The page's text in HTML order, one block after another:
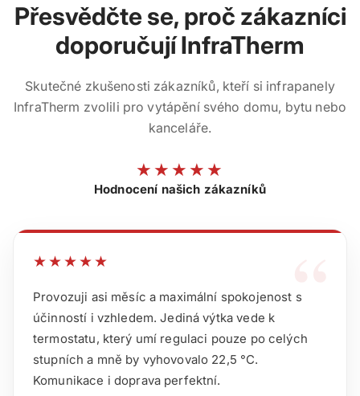
Přesvědčte se, proč zákazníci
doporučují InfraTherm
Skutečné zkušenosti zákazníků, kteří si infrapanely
InfraTherm zvolili pro vytápění svého domu, bytu nebo
kanceláře.
★★★★★
Hodnocení našich zákazníků
“
★★★★★
Provozuji asi měsíc a maximální spokojenost s
účinností i vzhledem. Jediná výtka vede k
termostatu, který umí regulaci pouze po celých
stupních a mně by vyhovovalo 22,5 °C.
Komunikace i doprava perfektní.